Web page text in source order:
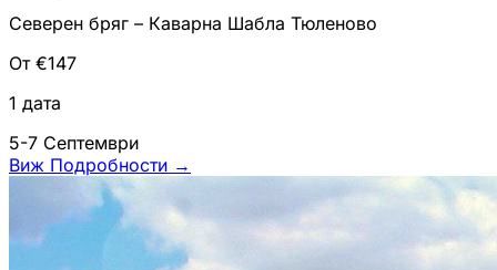
Северен бряг – Каварна Шабла Тюленово
От €147
1 дата
5-7 Септември
Виж Подробности →